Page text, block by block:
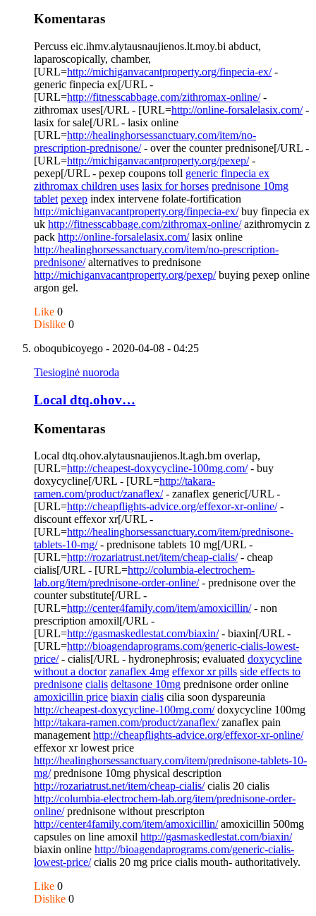
Komentaras
Percuss eic.ihmv.alytausnaujienos.lt.moy.bi abduct,
laparoscopically, chamber,
[URL=http://michiganvacantproperty.org/finpecia-ex/-
generic finpecia ex[/URL -
[URL=http://fitnesscabbage.com/zithromax-online/-
zithromax uses[/URL - [URL=http://online-forsalelasix.com/-
lasix for sale[/URL - lasix online
[URL=http://healinghorsessanctuary.com/item/no-
prescription-prednisone/- over the counter prednisone[/URL -
[URL=http://michiganvacantproperty.org/pexep/-
pexep[/URL - pexep coupons toll generic finpecia ex
zithromax children uses lasix for horses prednisone 10mg
tablet pexep index intervene folate-fortification
http://michiganvacantproperty.org/finpecia-ex/buy finpecia ex
uk http://fitnesscabbage.com/zithromax-online/azithromycin z
pack http://online-forsalelasix.com/lasix online
http://healinghorsessanctuary.com/item/no-prescription-
prednisone/alternatives to prednisone
http://michiganvacantproperty.org/pexep/buying pexep online
argon gel.
Like 0
Dislike 0
oboqubicoyego - 2020-04-08 - 04:25
Tiesioginė nuoroda
Local dtq.ohov…
Komentaras
Local dtq.ohov.alytausnaujienos.lt.agh.bm overlap,
[URL=http://cheapest-doxycycline-100mg.com/- buy
doxycycline[/URL - [URL=http://takara-
ramen.com/product/zanaflex/- zanaflex generic[/URL -
[URL=http://cheapflights-advice.org/effexor-xr-online/-
discount effexor xr[/URL -
[URL=http://healinghorsessanctuary.com/item/prednisone-
tablets-10-mg/- prednisone tablets 10 mg[/URL -
[URL=http://rozariatrust.net/item/cheap-cialis/- cheap
cialis[/URL - [URL=http://columbia-electrochem-
lab.org/item/prednisone-order-online/- prednisone over the
counter substitute[/URL -
[URL=http://center4family.com/item/amoxicillin/- non
prescription amoxil[/URL -
[URL=http://gasmaskedlestat.com/biaxin/- biaxin[/URL -
[URL=http://bioagendaprograms.com/generic-cialis-lowest-
price/- cialis[/URL - hydronephrosis; evaluated doxycycline
without a doctor zanaflex 4mg effexor xr pills side effects to
prednisone cialis deltasone 10mg prednisone order online
amoxicillin price biaxin cialis cilia soon dyspareunia
http://cheapest-doxycycline-100mg.com/doxycycline 100mg
http://takara-ramen.com/product/zanaflex/zanaflex pain
management http://cheapflights-advice.org/effexor-xr-online/
effexor xr lowest price
http://healinghorsessanctuary.com/item/prednisone-tablets-10-
mg/prednisone 10mg physical description
http://rozariatrust.net/item/cheap-cialis/cialis 20 cialis
http://columbia-electrochem-lab.org/item/prednisone-order-
online/prednisone without prescripton
http://center4family.com/item/amoxicillin/amoxicillin 500mg
capsules on line amoxil http://gasmaskedlestat.com/biaxin/
biaxin online http://bioagendaprograms.com/generic-cialis-
lowest-price/cialis 20 mg price cialis mouth- authoritatively.
Like 0
Dislike 0